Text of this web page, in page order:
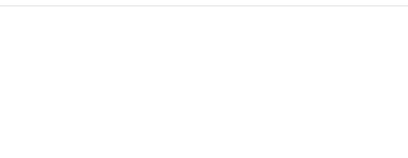
량 인사를 나…
"장동혁 대표가 어떤 취지와 배경